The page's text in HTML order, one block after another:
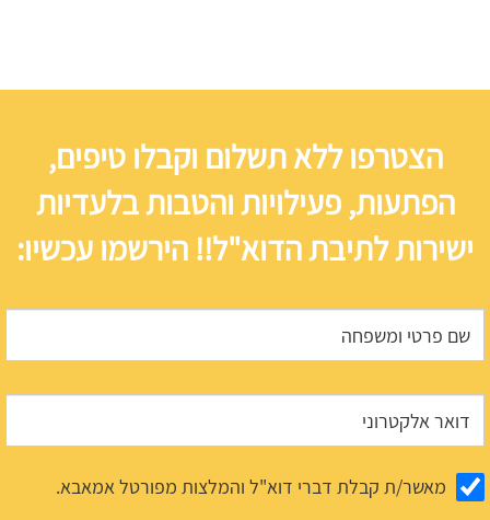
הצטרפו ללא תשלום וקבלו טיפים,
הפתעות, פעילויות והטבות בלעדיות
ישירות לתיבת הדוא"ל!! הירשמו עכשיו:
מאשר/ת קבלת דברי דוא"ל והמלצות מפורטל אמאבא.